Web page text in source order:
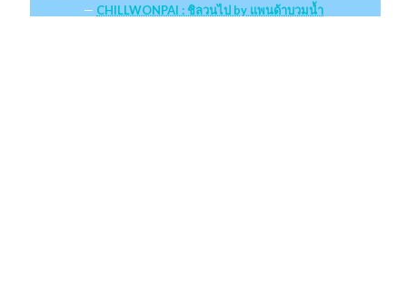
CHILLWONPAI : ชิลวนไป by แพนด้าบวมน้ำ